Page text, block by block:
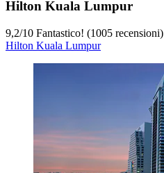
Hilton Kuala Lumpur
9,2/10 Fantastico! (1005 recensioni)
Hilton Kuala Lumpur